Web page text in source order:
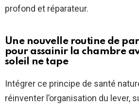
profond et réparateur.
Une nouvelle routine de
pour assainir la chambre
soleil ne tape
Intégrer ce principe de santé
réinventer l’organisation du lever,